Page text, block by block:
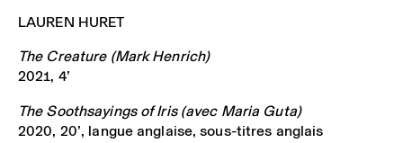
LAUREN HURET
The Creature (Mark Henrich)
2021, 4’
The Soothsayings of Iris (avec Maria Guta)
2020, 20’, langue anglaise, sous-titres anglais